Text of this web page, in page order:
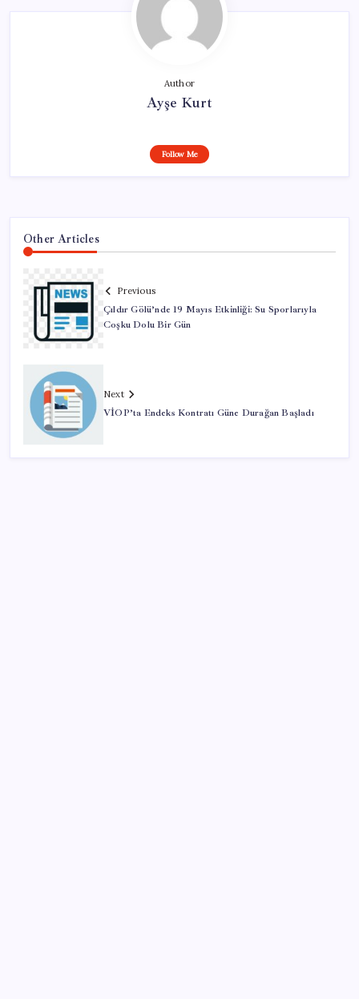
Author
Ayşe Kurt
Follow Me
Other Articles
Previous
Çıldır Gölü’nde 19 Mayıs Etkinliği: Su Sporlarıyla
Coşku Dolu Bir Gün
Next
VİOP’ta Endeks Kontratı Güne Durağan Başladı